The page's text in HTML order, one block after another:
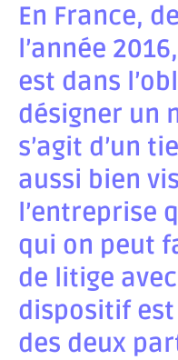
En France,
l’année
est dans
désigner un
s’agit d’un
aussi bien
l’entreprise
qui on peut
de litige
dispositif
des deux